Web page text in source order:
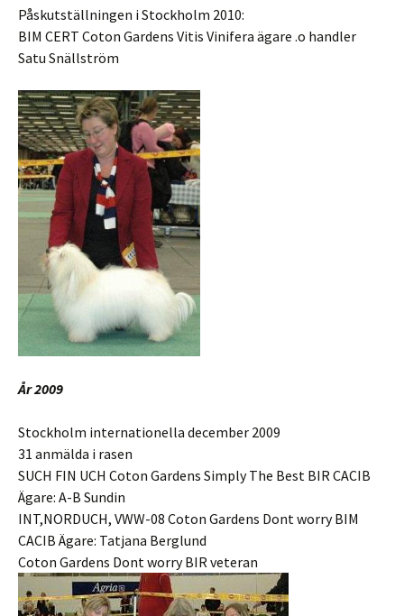
Påskutställningen i Stockholm 2010:
BIM CERT Coton Gardens Vitis Vinifera ägare .o handler
Satu Snällström
År 2009
Stockholm internationella december 2009
31 anmälda i rasen
SUCH FIN UCH Coton Gardens Simply The Best BIR CACIB
Ägare: A-B Sundin
INT,NORDUCH, VWW-08 Coton Gardens Dont worry BIM
CACIB Ägare: Tatjana Berglund
Coton Gardens Dont worry BIR veteran